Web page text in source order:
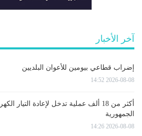
آخر الأخبار
إضراب قطاعي بيومين للأعوان البلديين
2026-08-08 14:52
أكثر من 18 ألف عملية تدخل لإعادة
الجمهورية
2026-08-08 14:26